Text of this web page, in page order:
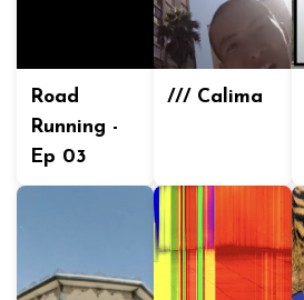
Road
Running -
Ep 03
/// Calima